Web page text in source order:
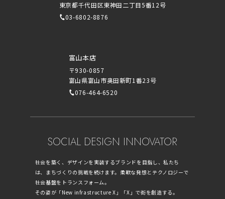
東京都千代田区東神田二丁目5番12号
03-6802-8876
富山本店
〒930-0857
富山県富山市奥田新町1番23号
076-464-6520
SOCIAL DESIGN INNOVATOR
社会を築く、デザインを実装するブランドを目指し、私たち
は、まちづくりの挑戦を続けます。柔軟な発想とテクノロジーで
社会基盤をトランスフォーム。
その姿が「New infrastructure X」「X」で街を創造する。